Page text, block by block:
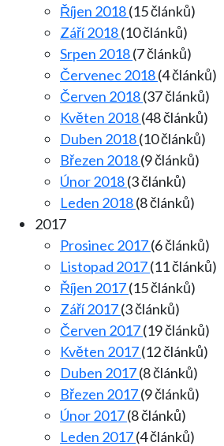
Říjen 2018(15 článků)
Září 2018(10 článků)
Srpen 2018(7 článků)
Červenec 2018(4 článků)
Červen 2018(37 článků)
Květen 2018(48 článků)
Duben 2018(10 článků)
Březen 2018(9 článků)
Únor 2018(3 článků)
Leden 2018(8 článků)
2017
Prosinec 2017(6 článků)
Listopad 2017(11 článků)
Říjen 2017(15 článků)
Září 2017(3 článků)
Červen 2017(19 článků)
Květen 2017(12 článků)
Duben 2017(8 článků)
Březen 2017(9 článků)
Únor 2017(8 článků)
Leden 2017(4 článků)